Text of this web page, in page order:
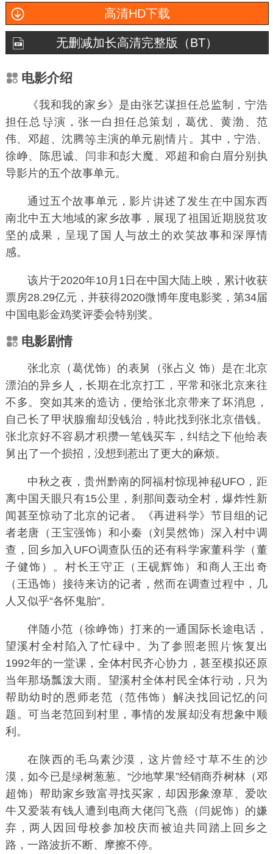
高清HD下载
无删减加长高清完整版（BT）
电影介绍
《我和我的家乡》是由张艺谋担任总监制，宁浩
担任总
演，张一白 担任总策划，葛优、黄渤、范
伟、邓超、沈腾
主演的单元 情 。其中，宁浩、
徐峥、 陈思诚、 闫非和彭大魔、邓超和俞白眉分别执
导影片的五个故事单元。
通过五个故事单元，影片 述了发生
中国东西
南北中五大地域的家乡故事，展现了祖国近期脱贫攻
坚的成果，呈现了国
与故土的欢笑故事和深厚情
感。
该片于2020年10月1日在中国大陆上映，累计收获
票房28.29亿元，并获得2020微博年度电影奖，第34届
中国电影金鸡奖评委会特别奖。
电影剧情
张北京 （ 葛优饰）的表舅（张占义 饰）是
北京
漂泊的异乡
，长期在北京打工，平常和张北京来往
不多。突如其来的造访，便给张北京带来了坏消息，
自己长了甲状腺瘤却没钱治，特此找到张北京借钱。
张北京好不容易才积攒一笔钱买车，纠结之下
给表
舅
了一个损招，没想到惹出了更大的麻烦。
中秋之夜，贵州黔南的阿福村惊现神 UFO ，距
离中国天眼只有15公里，刹那间轰动全村，爆炸性新
闻甚至惊动了北京的记者。《再进科学》节目组的记
者老唐（ 王宝强饰）和小秦（刘昊然饰）深入村中调
查，回乡加入UFO调查队伍的还有科学家董科学（董
子健饰）。村长王守正（ 王砚辉饰）和商人王出奇
（ 王迅饰）接待来访的记者，然而在调查过程中，几
人又似乎“各怀鬼胎”。
伴随小范（ 徐峥饰）打来的一通国际长途电话，
望溪村全村陷入了忙碌中。为了参照老照
恢复出
1992年的一堂课，全体村民齐心协力，甚至模拟还原
当年那场瓢泼大雨。望溪村全体村民全体行动，只为
帮助幼时的恩师老范 （范伟饰）解决找回记忆的问
题。可当老范回到村里，事情的发展却没有想象中顺
利。
在 陕西的毛乌素沙漠 ，这片曾经寸草不生的沙
漠，如今已是绿树葱葱。“沙地苹果”经销商乔树林 （邓
超饰）帮助家乡致富寻找买家，却因形象潦草、爱吹
牛又爱装有钱人遭到电商大佬闫飞燕 （ 闫妮饰）的嫌
弃，两人因回母校参加校庆而被迫共同踏上回乡之
路，一路波折不断、摩擦不停。